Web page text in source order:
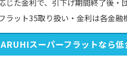
ラット35取り扱い・金利は各金融
ARUHIスーパーフラットなら低